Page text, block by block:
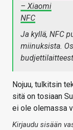
– Xiaomi
NFC
Ja kyllä, NFC
miinuksista.
Nojuu, tulkitsin
sitä on tosiaan
ei ole olemassa
Kirjaudu sisään